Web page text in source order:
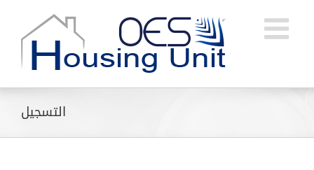
content
التسجيل